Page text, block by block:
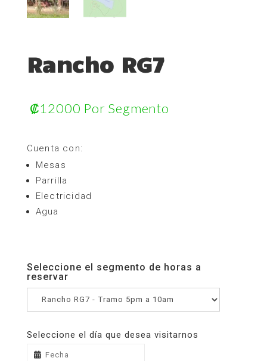
Rancho RG7
₡12000 Por Segmento
Cuenta con:
Mesas
Parrilla
Electricidad
Agua
Seleccione el segmento de horas a
reservar
Seleccione el día que desea visitarnos